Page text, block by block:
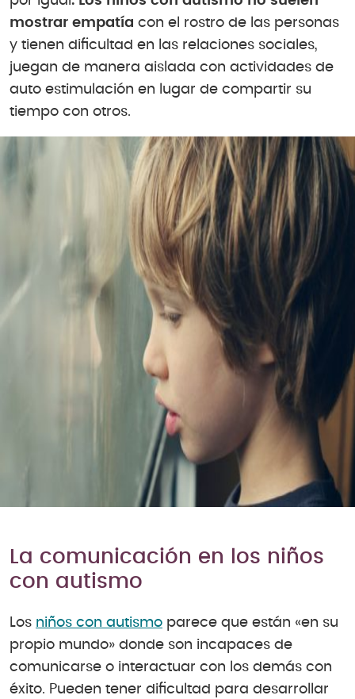
mostrar empatía con el rostro de las personas
y tienen dificultad en las relaciones sociales,
juegan de manera aislada con actividades de
auto estimulación en lugar de compartir su
tiempo con otros.
La comunicación en los niños
con autismo
Los niños con autismo parece que están «en su
propio mundo» donde son incapaces de
comunicarse o interactuar con los demás con
éxito. Pueden tener dificultad para desarrollar